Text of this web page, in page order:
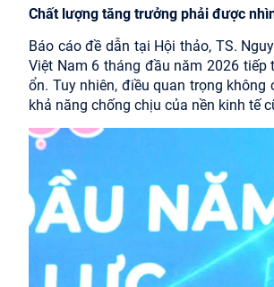
Chất lượng tăng trưởng phải được
Báo cáo đề dẫn tại Hội thảo, TS.
Việt Nam 6 tháng đầu năm 2026
ổn. Tuy nhiên, điều quan trọng
khả năng chống chịu của nền kinh tế